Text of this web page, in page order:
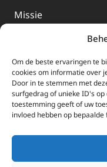
Om de beste ervaringen te
cookies om informatie over
Door in te stemmen met
surfgedrag of unieke ID's
toestemming geeft of uw
invloed hebben op
Missie
EWTN-Team
Doneren
EWTN wordt
Wij ontvangen bewust